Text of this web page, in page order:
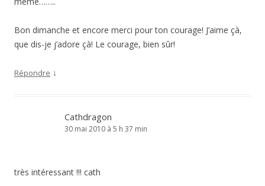
Bon dimanche et encore merci pour ton courage! J’aime çà,
que dis-je j’adore çà! Le courage, bien sûr!
Répondre ↓
Cathdragon
30 mai 2010 à 5 h 37 min
très intéressant !!! cath